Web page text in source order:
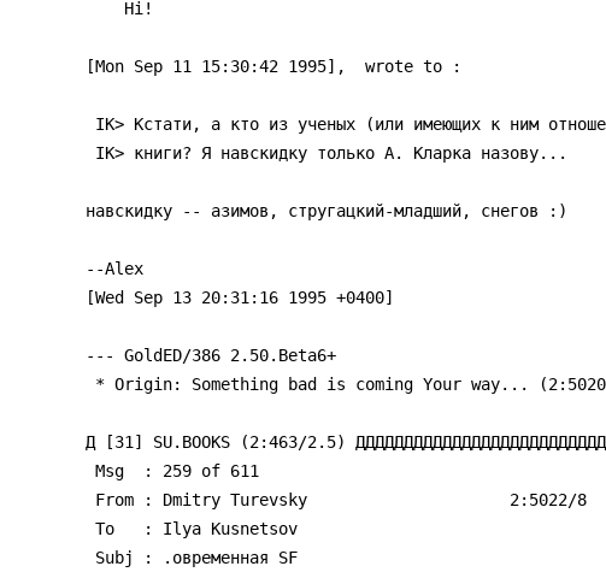
[Mon Sep 11 15:30:42 1995], wrote to :
навскидку -- азимов, стругацкий-младший, снегов :)
--Alex
[Wed Sep 13 20:31:16 1995 +0400]
--- GoldED/386 2.50.Beta6+
Д [31] SU.BOOKS (2:463/2.5)